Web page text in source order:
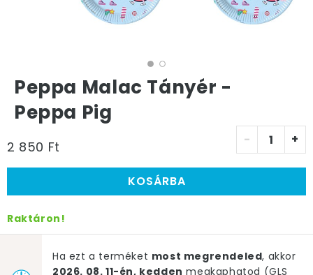
Peppa Malac Tányér -
Peppa Pig
2 850 Ft - +
KOSÁRBA
Raktáron!
Ha ezt a terméket most megrendeled, akkor
2026. 08. 11-én, kedden megkaphatod (GLS